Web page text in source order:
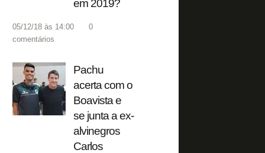
em 2019?
05/12/18 às 14:00
0
comentários
Pachu
acerta com o
Boavista e
se junta a ex-
alvinegros
Carlos